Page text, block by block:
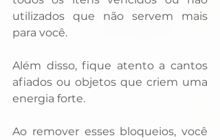
utilizados que não servem mais
para você.
Além disso, fique atento a cantos
afiados ou objetos que criem uma
energia forte.
Ao remover esses bloqueios, você